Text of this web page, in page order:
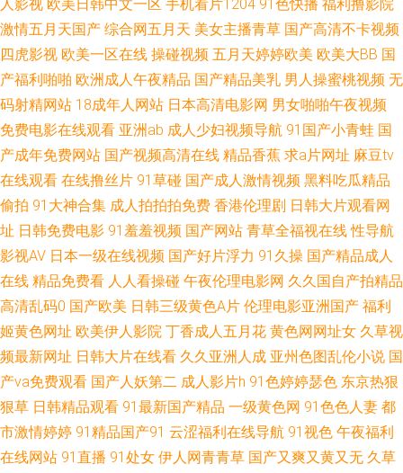
网页跳转 国产美女A片 人人香蕉 亚洲九1 97超碰总资源 福利视频网址导航
麻豆瑟瑟视频 婷婷激情综合网 91人妻视频 超碰在线69 免费看片91n 午夜色
色片 99操的在线视频 国内成人在线 欧美黑人大吊视频 天美传媒AV三级 91
版动漫视 超碰啪啪啪 久草福利资源网 在线91爆菊深喉 欧美性爱亚洲色图 91
www182午夜 黑丝制服91国产 色资源色综合 91涩涩视频 豆花视频制服资源
欧美第一页 亚洲激情导航 avtb麻豆花绯 国产十日美 欧美另类色 无码av网址
变态另类国产精品 老司机亚洲福利 丝袜91Porn 91在线网 国产理伦 蜜臀人妻
精 婷婷五月色导航 91网站入囗 国产HD网址 欧美操B 在线视频国产91 超碰
人影视 欧美日韩中文一区 手机看片1204 91色快播 福利撸影院
激情五月天国产 综合网五月天 美女主播青草 国产高清不卡视频
四虎影视 欧美一区在线 操碰视频 五月天婷婷欧美 欧美大BB 国
产福利啪啪 欧洲成人午夜精品 国产精品美乳 男人操蜜桃视频 无
码射精网站 18成年人网站 日本高清电影网 男女啪啪午夜视频
免费电影在线观看 亚洲ab 成人少妇视频导航 91国产小青蛙 国
产成年免费网站 国产视频高清在线 精品香蕉 求a片网址 麻豆tv
在线观看 在线撸丝片 91草碰 国产成人激情视频 黑料吃瓜精品
偷拍 91大神合集 成人拍拍拍免费 香港伦理剧 日韩大片观看网
址 日韩免费电影 91羞羞视频 国产网站 青草全福视在线 性导航
影视AV 日本一级在线视频 国产好片浮力 91久操 国产精品成人
在线 精品免费看 人人看操碰 午夜伦理电影网 久久国自产拍精品
高清乱码0 国产欧美 日韩三级黄色A片 伦理电影亚洲国产 福利
姬黄色网址 欧美伊人影院 丁香成人五月花 黄色网网址女 久草视
频最新网址 日韩大片在线看 久久亚洲人成 亚州色图乱伦小说 国
产va免费观看 国产人妖第二 成人影片h 91色婷婷瑟色 东京热狠
狠草 日韩精品观看 91最新国产精品 一级黄色网 91色色人妻 都
市激情婷婷 91精品国产91 云涩福利在线导航 91视色 午夜福利
在线网站 91直播 91处女 伊人网青青草 国产又爽又黄又无 久草